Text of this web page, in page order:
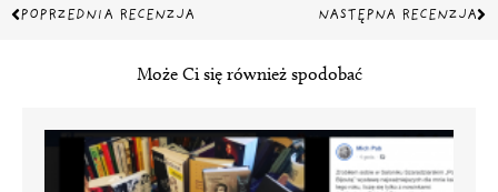
Prev
POPRZEDNIA RECENZJA NASTĘPNA RECENZJA
Może Ci się również spodobać